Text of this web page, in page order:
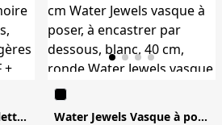
Valarte Armoire de toilette 78 cm Water Jewels Vasque à poser/encastrée/à encastrer par dessous 40 cm